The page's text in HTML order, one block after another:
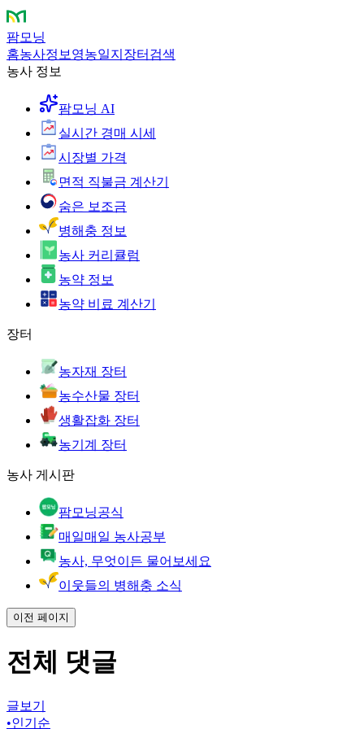
팜모닝
홈농사정보 영농일지 장터 검색
농사 정보
팜모닝 AI
실시간 경매 시세
시장별 가격
면적 직불금 계산기
숨은 보조금
병해충 정보
농사 커리큘럼
농약 정보
농약 비료 계산기
장터
농자재 장터
농수산물 장터
생활잡화 장터
농기계 장터
농사 게시판
팜모닝공식
매일매일 농사공부
농사, 무엇이든 물어보세요
이웃들의 병해충 소식
이전 페이지
전체 댓글
글보기
•인기순